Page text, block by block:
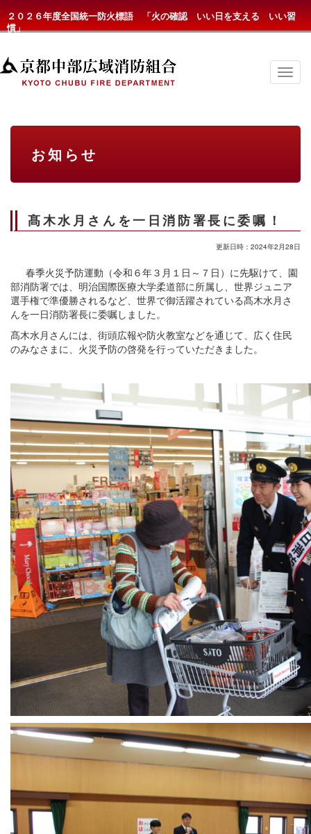
２０２６年度全国統一防火標語 「火の確認 いい日を支える いい習
慣」
京
都
お知らせ
髙木水月さんを一日消防署長に委嘱！
更新日時：2024年2月28日
春季火災予防運動（令和６年３月１日～７日）に先駆けて、園
部消防署では、明治国際医療大学柔道部に所属し、世界ジュニア
選手権で準優勝されるなど、世界で御活躍されている髙木水月さ
んを一日消防署長に委嘱しました。
髙木水月さんには、街頭広報や防火教室などを通じて、広く住民
のみなさまに、火災予防の啓発を行っていただきました。